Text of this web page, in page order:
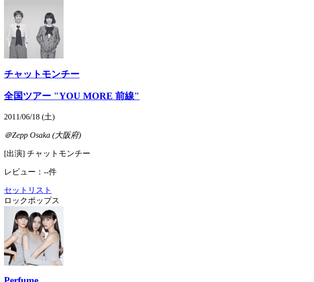
チャットモンチー
全国ツアー "YOU MORE 前線"
2011/06/18 (土)
＠Zepp Osaka (大阪府)
[出演] チャットモンチー
レビュー：--件
セットリスト
ロックポップス